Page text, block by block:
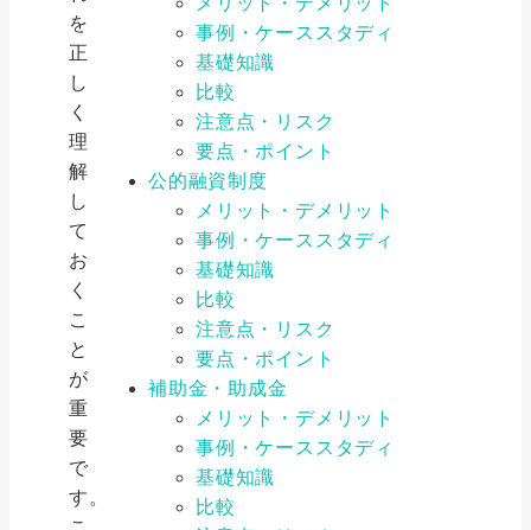
を
正
し
く
理
解
し
て
お
く
こ
と
が
重
要
で
す。
事例・ケーススタディ
基礎知識
比較
注意点・リスク
要点・ポイント
公的融資制度
メリット・デメリット
事例・ケーススタディ
基礎知識
比較
注意点・リスク
要点・ポイント
補助金・助成金
メリット・デメリット
事例・ケーススタディ
基礎知識
比較